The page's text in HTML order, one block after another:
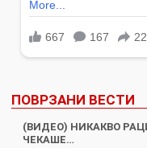
ПОВРЗАНИ ВЕСТИ
(ВИДЕО) НИКАКВО
ЧЕКАШЕ…